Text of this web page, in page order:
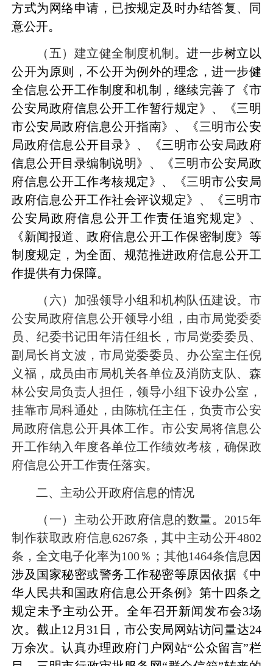
方式为网络申请，已按规定及时办结答复、同
意公开。
（五）建立健全制度机制。进一步树立以
公开为原则，不公开为例外的理念，进一步健
全信息公开工作制度和机制，继续完善了《市
公安局政府信息公开工作暂行规定》、《三明
市公安局政府信息公开指南》、《三明市公安
局政府信息公开目录》、《三明市公安局政府
信息公开目录编制说明》、《三明市公安局政
府信息公开工作考核规定》、《三明市公安局
政府信息公开工作社会评议规定》、《三明市
公安局政府信息公开工作责任追究规定》、
《新闻报道、政府信息公开工作保密制度》等
制度规定，为全面、规范推进政府信息公开工
作提供有力保障。
（六）加强领导小组和机构队伍建设。市
公安局政府信息公开领导小组，由市局党委委
员、纪委书记田年清任组长，市局党委委员、
副局长肖文波，市局党委委员、办公室主任倪
义福，成员由市局机关各单位及消防支队、森
林公安局负责人担任，领导小组下设办公室，
挂靠市局科通处，由陈杭任主任，负责市公安
局政府信息公开具体工作。市公安局将信息公
开工作纳入年度各单位工作绩效考核，确保政
府信息公开工作责任落实。
二、主动公开政府信息的情况
（一）主动公开政府信息的数量。 2015年
制作获取政府信息6267条，其中主动公开4802
条，全文电子化率为100％；其他1464条信息 因
涉及国家秘密或警务工作秘密等原因依据《中
华人民共和国政府信息公开条例》第十四条之
规定未予主动公开。全年召开新闻发布会3场
次。截止12 月 31 日 ，市公安局网站访问量达24
万余次。认真办理政府门户网站“公众留言”栏